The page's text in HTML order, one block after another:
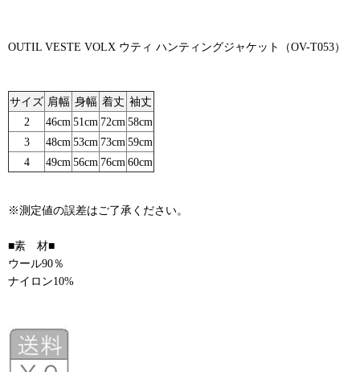
OUTIL VESTE VOLX ウティ ハンティングジャケット（OV-T053）
サイズ 肩幅 身幅 着丈 袖丈
2
46cm 51cm 72cm 58cm
3
48cm 53cm 73cm 59cm
4
49cm 56cm 76cm 60cm
※測定値の誤差はご了承ください。
■素 材■
ウール90％
ナイロン10%